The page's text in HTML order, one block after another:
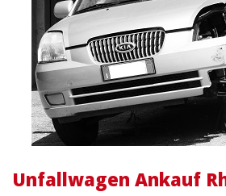
Unfallwagen
Unfallwagen Ankauf